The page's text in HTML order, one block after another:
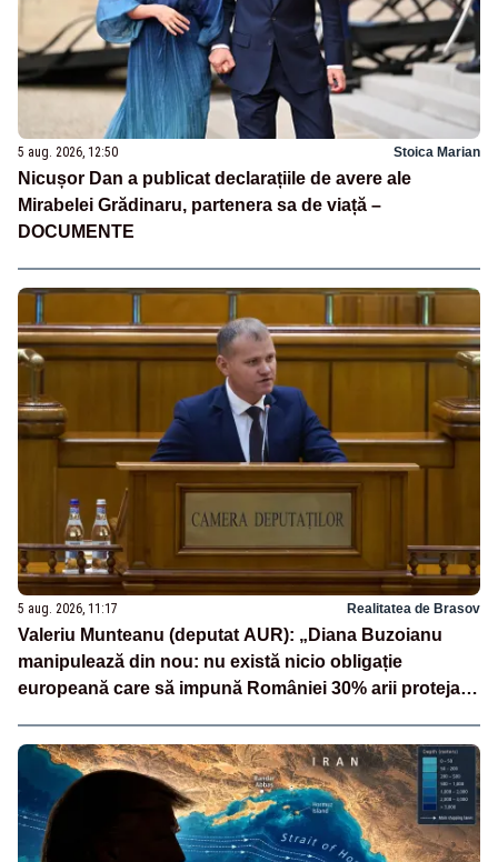
5 aug. 2026, 12:50 Stoica Marian
Nicușor Dan a publicat declarațiile de avere ale
Mirabelei Grădinaru, partenera sa de viață –
DOCUMENTE
5 aug. 2026, 11:17 Realitatea de Brasov
Valeriu Munteanu (deputat AUR): „Diana Buzoianu
manipulează din nou: nu există nicio obligație
europeană care să impună României 30% arii protejate